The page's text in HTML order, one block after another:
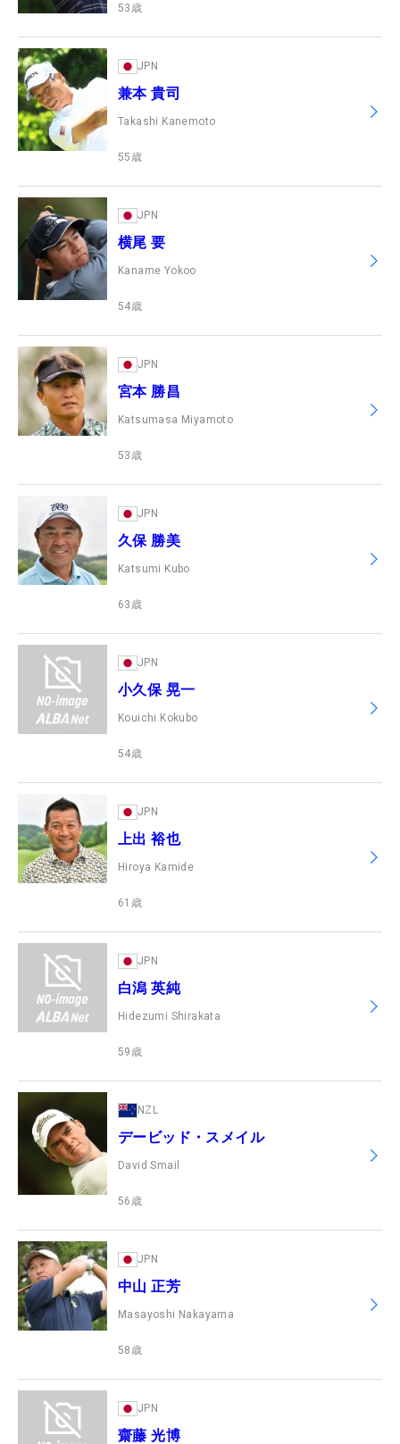
53 歳
JPN
兼本 貴司
Takashi Kanemoto
55 歳
JPN
横尾 要
Kaname Yokoo
54歳
JPN
宮本 勝昌
Katsumasa Miyamoto
53 歳
JPN
久保 勝美
Katsumi Kubo
63 歳
JPN
小久保 晃一
Kouichi Kokubo
54歳
JPN
上出 裕也
Hiroya Kamide
61 歳
JPN
白潟 英純
Hidezumi Shirakata
59 歳
NZL
デービッド・スメイル
David Smail
56 歳
JPN
中山 正芳
Masayoshi Nakayama
58 歳
JPN
齋藤 光博